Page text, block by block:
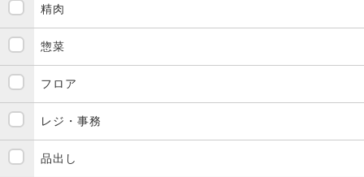
精肉
惣菜
フロア
レジ・事務
品出し